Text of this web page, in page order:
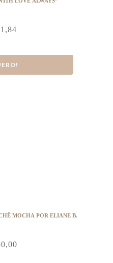
MOCHA POR ELIANE B.